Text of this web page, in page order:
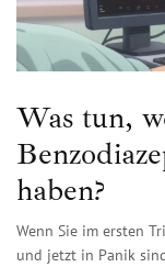
Was tun,
haben?
Wenn Sie im ersten
und jetzt in Panik